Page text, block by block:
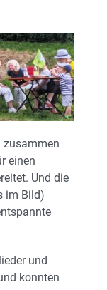
zusammen
einen
Und die
im Bild)
und
konnten